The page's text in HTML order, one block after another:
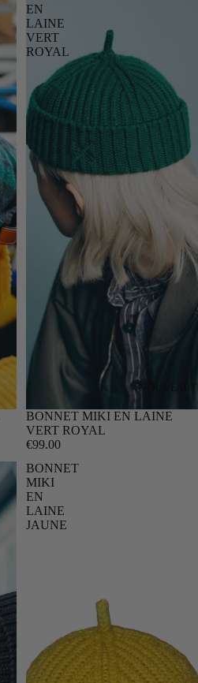
EN
LAINE
VERT
ROYAL
BONNET MIKI EN LAINE
VERT ROYAL
€99.00
BONNET
MIKI
EN
LAINE
JAUNE